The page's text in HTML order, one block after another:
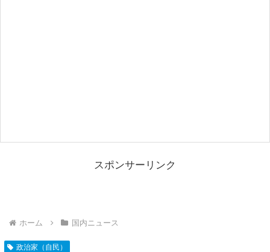
スポンサーリンク
ホーム 国内ニュース
政治家（自民）